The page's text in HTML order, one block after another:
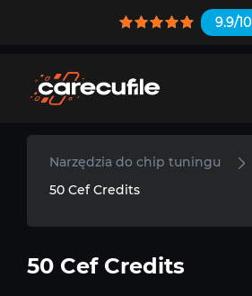
9.9/10
Narzędzia do chip tuningu
50 Cef Credits
50 Cef Credits